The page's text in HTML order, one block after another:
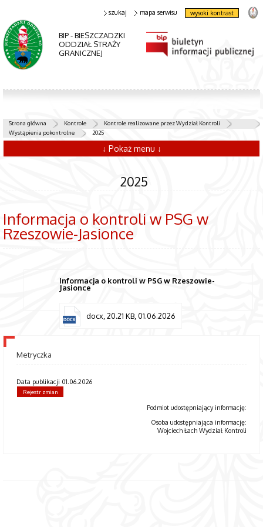
BIP - BIESZCZADZKI
ODDZIAŁ STRAŻY
GRANICZNEJ
szukaj mapa serwisu wysoki kontrast
Strona główna Kontrole
Kontrole realizowane przez Wydział Kontroli
Wystąpienia pokontrolne
2025
↓ Pokaż menu ↓
2025
Informacja o kontroli w PSG w
Rzeszowie-Jasionce
Informacja o kontroli w PSG w Rzeszowie-
Jasionce
docx, 20.21 KB, 01.06.2026
Metryczka
Data publikacji 01.06.2026
Rejestr zmian
Podmiot udostępniający informację:
Osoba udostępniająca informację:
Wojciech Łach Wydział Kontroli